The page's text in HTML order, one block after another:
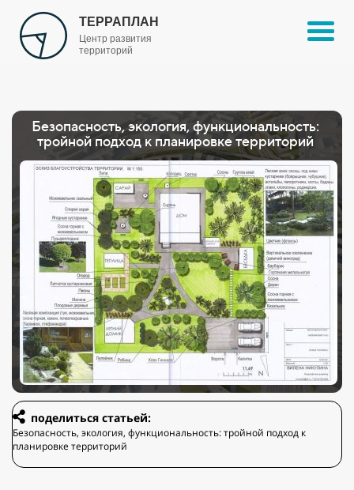
ТЕРРАПЛАН
Центр развития
территорий
Безопасность, экология, функциональность:
тройной подход к планировке территорий
поделиться статьей:
Безопасность, экология, функциональность: тройной подход к
планировке территорий